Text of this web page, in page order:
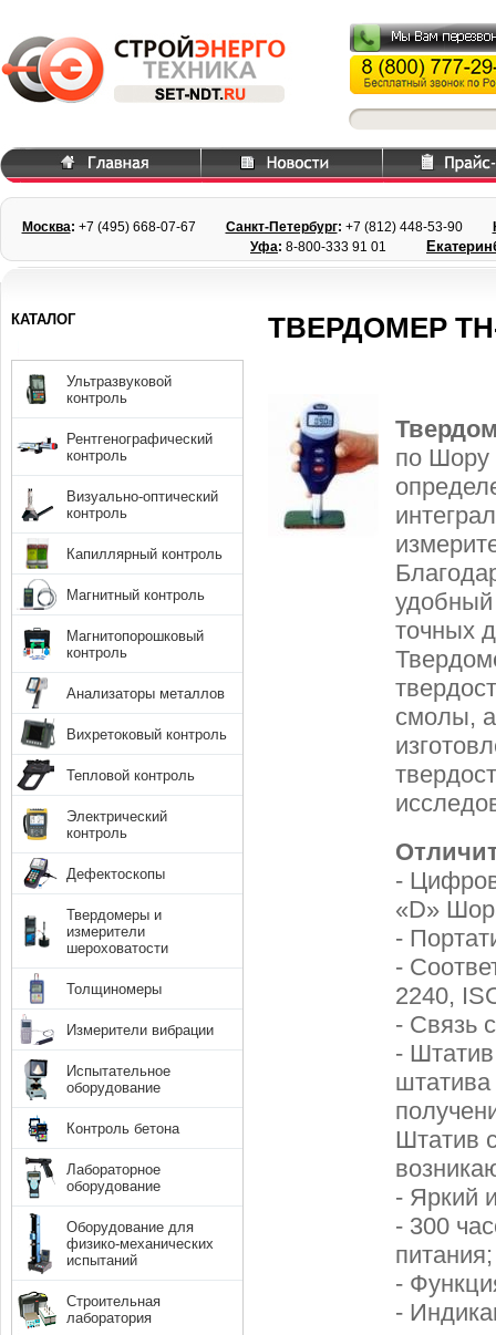
Москва: +7 (495) 668-07-67 Санкт-Петербург: +7 (812) 448-53-90
Уфа: 8-800-333 91 01
ТВЕРДОМЕР
по Шору
удобный
точных
смолы,
-
«D»
-
-
2240,
- Связь
- Штатив
штатива
Штатив
- Яркий
- 300
питания;
-
-
КАТАЛОГ
Ультразвуковой
контроль
Рентгенографический
контроль
Визуально-оптический
контроль
Капиллярный контроль
Магнитный контроль
Магнитопорошковый
контроль
Анализаторы металлов
Вихретоковый контроль
Тепловой контроль
Электрический
контроль
Дефектоскопы
Твердомеры и
измерители
шероховатости
Толщиномеры
Измерители вибрации
Испытательное
оборудование
Контроль бетона
Лабораторное
оборудование
Оборудование для
физико-механических
испытаний
Строительная
лаборатория